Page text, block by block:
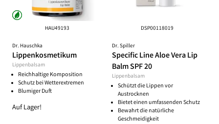
HAU49193
Dr. Hauschka
Lippenkosmetikum
Lippenbalsam
Reichhaltige Komposition
Schutz bei Wetterextremen
Blumiger Duft
Auf Lager!
DSP00118019
Dr. Spiller
Specific Line Aloe Vera Lip
Balm SPF 20
Lippenbalsam
Schützt die Lippen vor
Austrocknen
Bietet einen umfassenden Schutz
Bewahrt die natürliche
Geschmeidigkeit